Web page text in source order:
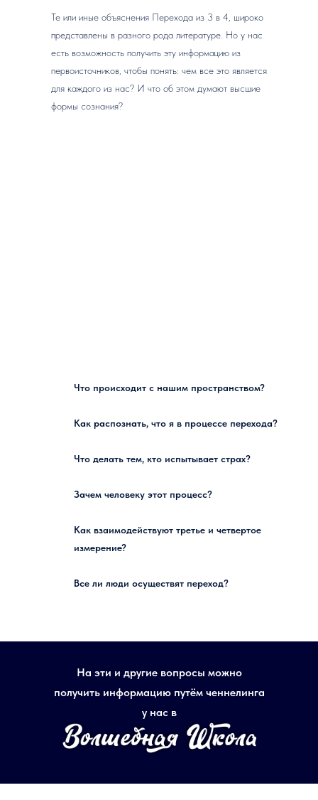
Те или иные объяснения Перехода из 3 в 4, широко
представлены в разного рода литературе. Но у нас
есть возможность получить эту информацию из
первоисточников, чтобы понять: чем все это является
для каждого из нас? И что об этом думают высшие
формы сознания?
Что происходит с нашим пространством?
Как распознать, что я в процессе перехода?
Что делать тем, кто испытывает страх?
Зачем человеку этот процесс?
Как взаимодействуют третье и четвертое
измерение?
Все ли люди осуществят переход?
На эти и другие вопросы можно
получить информацию путём ченнелинга
у нас в